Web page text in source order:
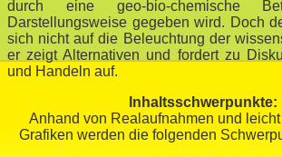
durch eine geo-bio-chemische
Darstellungsweise gegeben wird. Doch
sich nicht auf die Beleuchtung der
er zeigt Alternativen und fordert zu
und Handeln auf.
Inhaltsschwerpunkte:
Anhand von Realaufnahmen und
Grafiken werden die folgenden